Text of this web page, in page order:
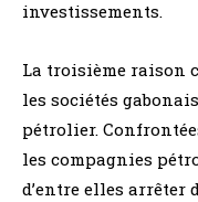
investissements.
La troisième raison
les sociétés
pétrolier.
les compagnies
d’entre elles